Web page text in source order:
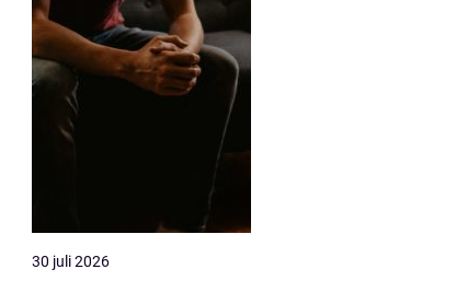
30 juli 2026